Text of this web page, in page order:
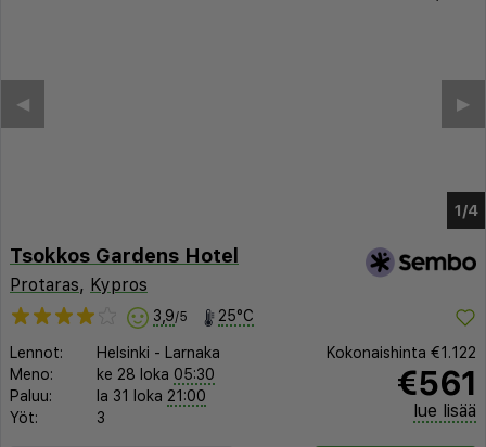
Tsokkos Gardens Hotel
Protaras, Kypros
3,9/5 25°C
Lennot: Helsinki - Larnaka
Meno:
ke 28 loka 05:30
Paluu:
la 31 loka 21:00
Yöt:
3
Kokonaishinta €1.122
€561
lue lisää